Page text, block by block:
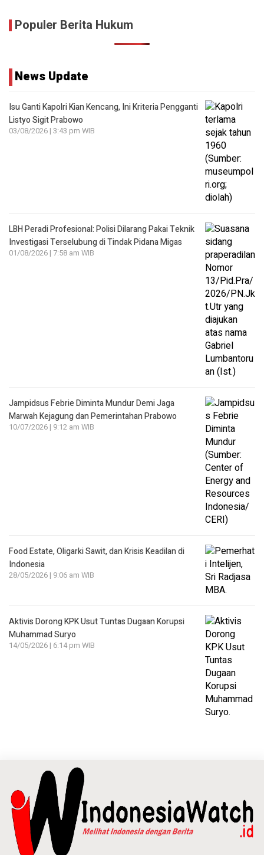
Populer Berita Hukum
News Update
Isu Ganti Kapolri Kian Kencang, Ini Kriteria Pengganti
Listyo Sigit Prabowo
03/08/2026 | 3:43 pm WIB
LBH Peradi Profesional: Polisi Dilarang Pakai Teknik
Investigasi Terselubung di Tindak Pidana Migas
01/08/2026 | 7:58 am WIB
Jampidsus Febrie Diminta Mundur Demi Jaga
Marwah Kejagung dan Pemerintahan Prabowo
10/07/2026 | 9:12 am WIB
Food Estate, Oligarki Sawit, dan Krisis Keadilan di
Indonesia
28/05/2026 | 9:06 am WIB
Aktivis Dorong KPK Usut Tuntas Dugaan Korupsi
Muhammad Suryo
14/05/2026 | 6:14 pm WIB